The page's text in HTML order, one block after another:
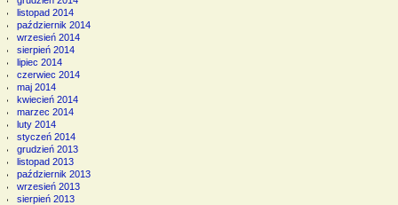
listopad 2014
październik 2014
wrzesień 2014
sierpień 2014
lipiec 2014
czerwiec 2014
maj 2014
kwiecień 2014
marzec 2014
luty 2014
styczeń 2014
grudzień 2013
listopad 2013
październik 2013
wrzesień 2013
sierpień 2013